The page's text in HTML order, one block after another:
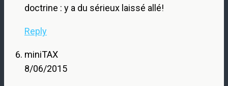
doctrine : y a du sérieux laissé allé!
Reply
miniTAX
8/06/2015